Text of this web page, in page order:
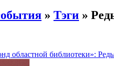
» Тэги »
областной библиотеки»: